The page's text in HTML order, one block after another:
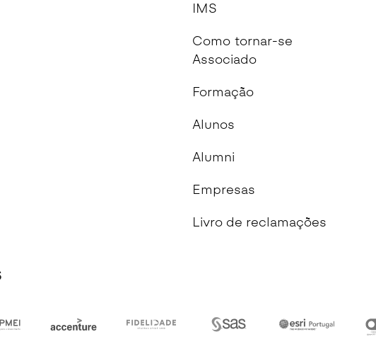
IMS
Como tornar-se
Associado
Formação
Alunos
Alumni
Empresas
Livro de reclamações